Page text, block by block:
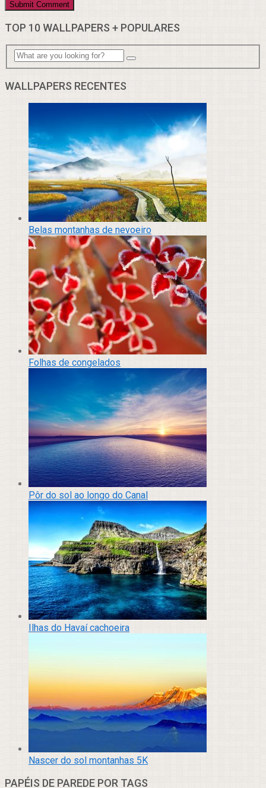
TOP 10 WALLPAPERS + POPULARES
WALLPAPERS RECENTES
Belas montanhas de nevoeiro
Folhas de congelados
Pôr do sol ao longo do Canal
Ilhas do Havaí cachoeira
Nascer do sol montanhas 5K
PAPÉIS DE PAREDE POR TAGS